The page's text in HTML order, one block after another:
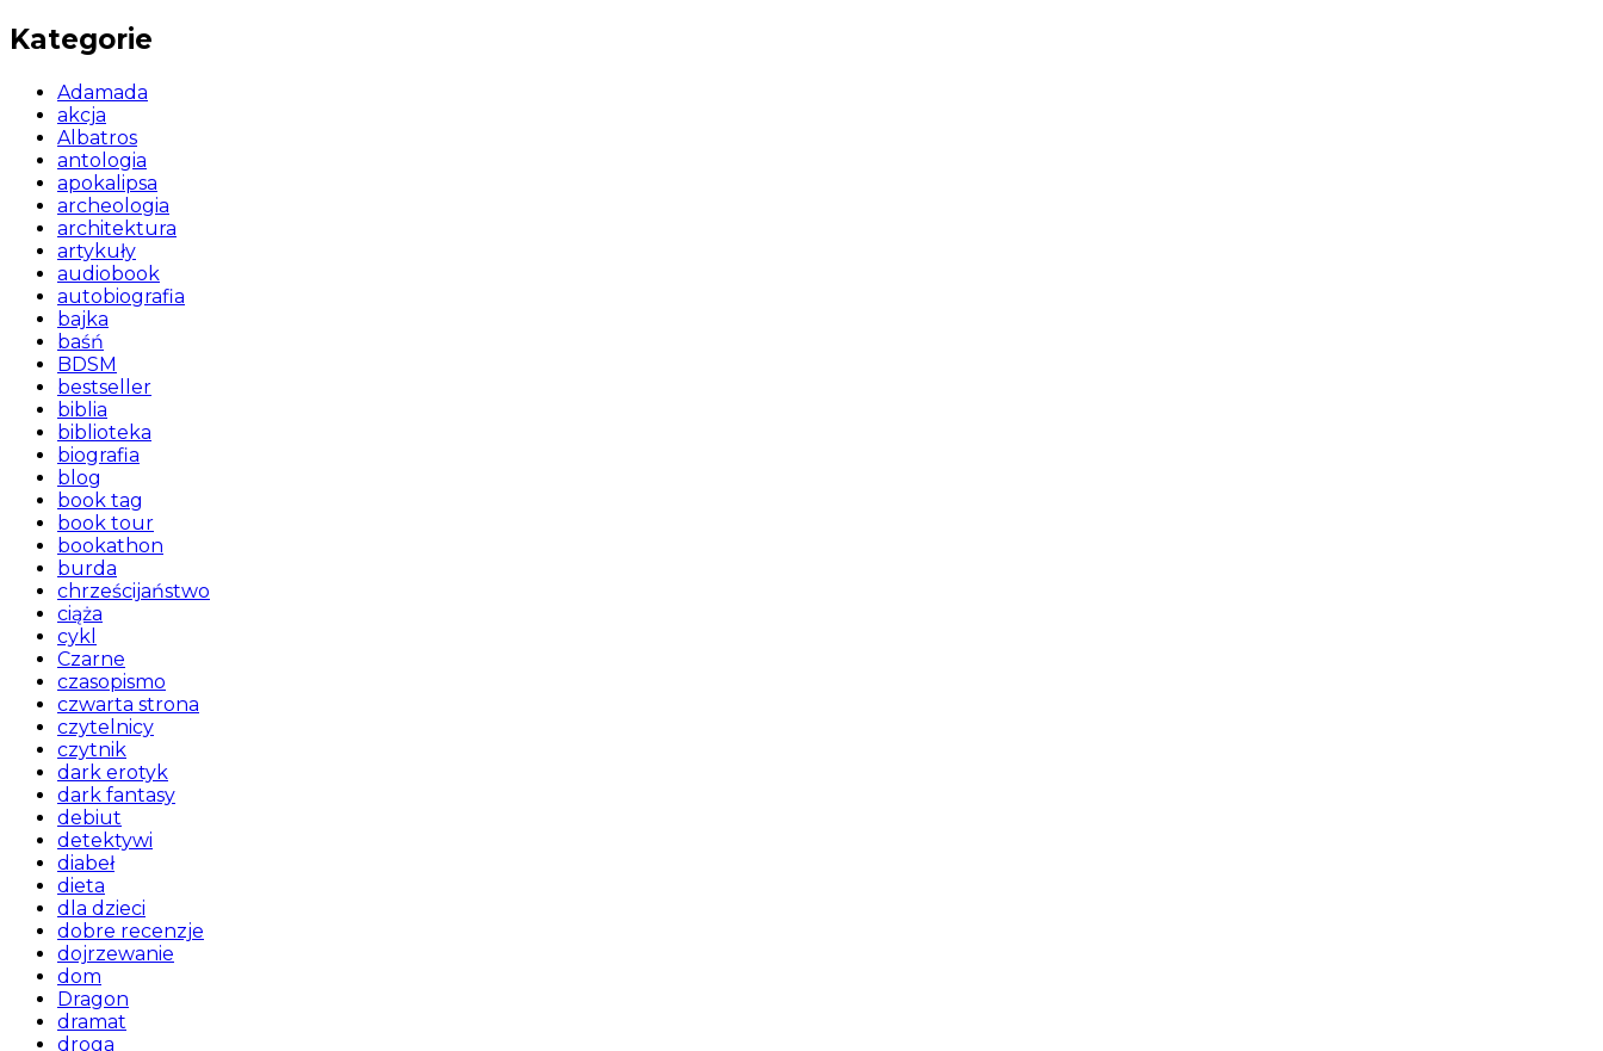
Kategorie
Adamada
akcja
Albatros
antologia
apokalipsa
archeologia
architektura
artykuły
audiobook
autobiografia
bajka
baśń
BDSM
bestseller
biblia
biblioteka
biografia
blog
book tag
book tour
bookathon
burda
chrześcijaństwo
ciąża
cykl
Czarne
czasopismo
czwarta strona
czytelnicy
czytnik
dark erotyk
dark fantasy
debiut
detektywi
diabeł
dieta
dla dzieci
dobre recenzje
dojrzewanie
dom
Dragon
dramat
droga